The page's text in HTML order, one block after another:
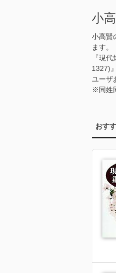
小
小高賢
ます。
『現
1327)
ユーザ
※同姓
おす